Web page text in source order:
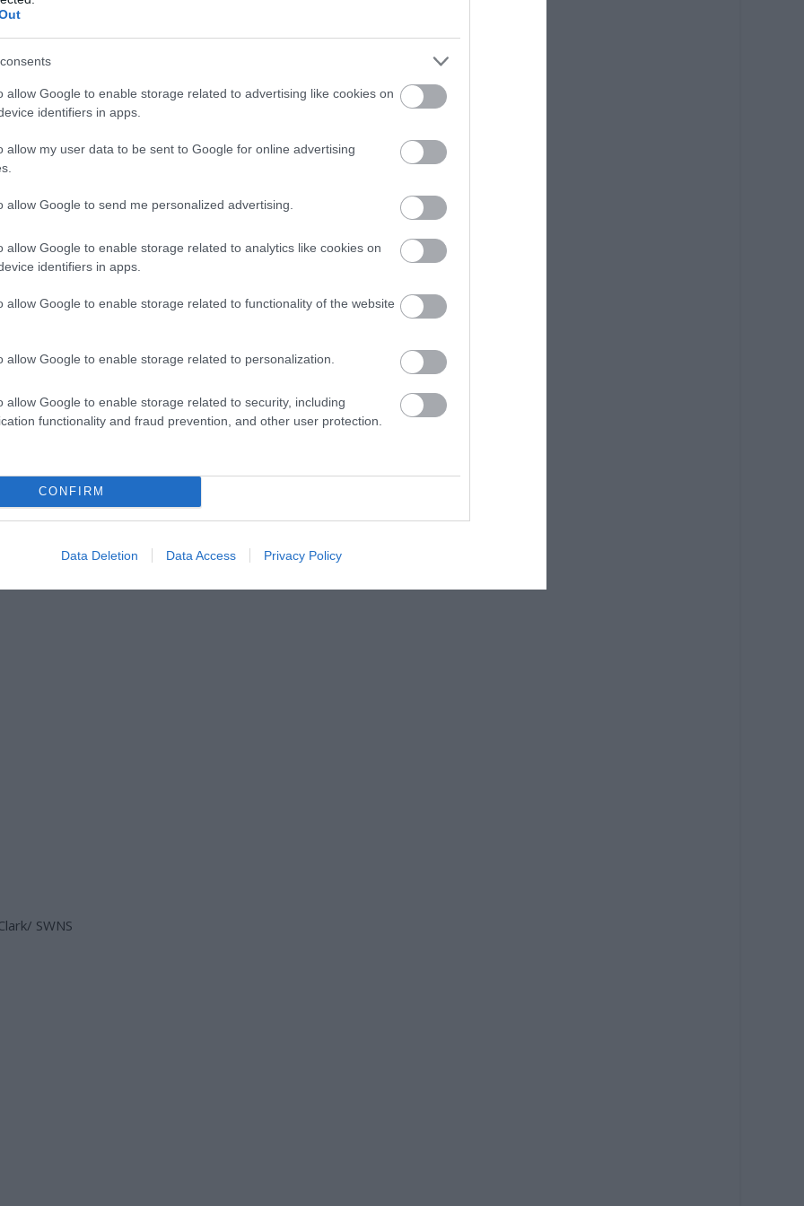
allow Google to enable storage related to advertising like cookies on
identifiers in apps.
allow my user data to be sent to Google for online advertising
allow Google to send me personalized advertising.
allow Google to enable storage related to analytics like cookies on
identifiers in apps.
allow Google to enable storage related to functionality of the website
allow Google to enable storage related to personalization.
allow Google to enable storage related to security, including
functionality and fraud prevention, and other user protection.
CONFIRM
Data Deletion Data Access Privacy Policy
elismerjék: ő a világ legtehetségesebb kacsája, miután
is benyújtották hivatalos elismerésre.
SWNS